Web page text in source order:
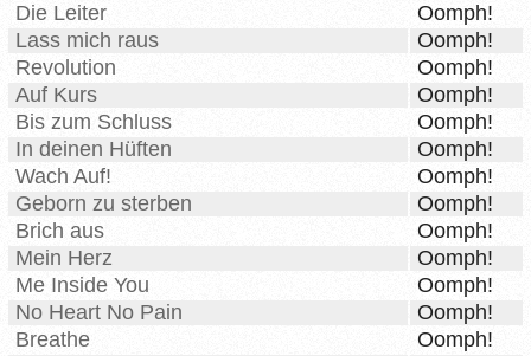
Die Leiter
Oomph!
Lass mich raus
Oomph!
Revolution
Oomph!
Auf Kurs
Oomph!
Bis zum Schluss
Oomph!
In deinen Hüften
Oomph!
Wach Auf!
Oomph!
Geborn zu sterben
Oomph!
Brich aus
Oomph!
Mein Herz
Oomph!
Me Inside You
Oomph!
No Heart No Pain
Oomph!
Breathe
Oomph!